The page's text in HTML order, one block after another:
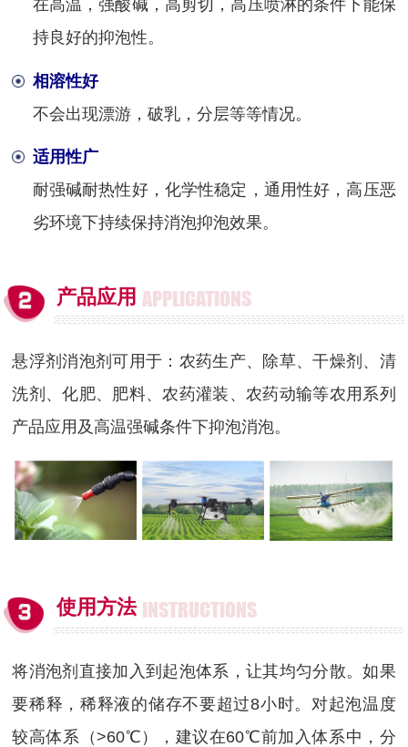
在高温，强酸碱，高剪切，高压喷淋的条件下能保
持良好的抑泡性。
相溶性好
不会出现漂游，破乳，分层等等情况。
适用性广
耐强碱耐热性好，化学性稳定，通用性好，高压恶
劣环境下持续保持消泡抑泡效果。
产品应用 APPLICATIONS
悬浮剂消泡剂可用于：农药生产、除草、干燥剂、清
洗剂、化肥、肥料、农药灌装、农药动输等农用系列
产品应用及高温强碱条件下抑泡消泡。
使用方法 INSTRUCTIONS
将消泡剂直接加入到起泡体系，让其均匀分散。如果
要稀释，稀释液的储存不要超过8小时。对起泡温度
较高体系（>60℃），建议在60℃前加入体系中，分